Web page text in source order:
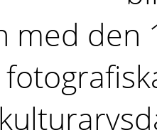
med den